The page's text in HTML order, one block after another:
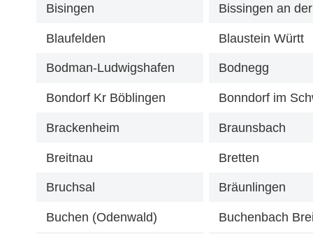
Bisingen Bissingen an
Blaufelden Blaustein Württ
Bodman-Ludwigshafen Bodnegg
Bondorf Kr Böblingen Bonndorf im
Brackenheim Braunsbach
Breitnau Bretten
Bruchsal Bräunlingen
Buchen (Odenwald) Buchenbach